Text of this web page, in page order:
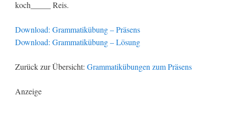
koch_____ Reis.
Download: Grammatikübung – Präsens
Download: Grammatikübung – Lösung
Zurück zur Übersicht: Grammatikübungen zum Präsens
Anzeige